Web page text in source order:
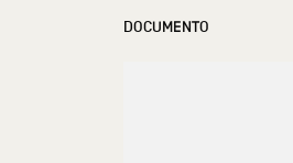
DOCUMENTO